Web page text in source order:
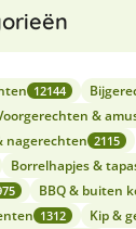
12144
&
nagerechten 2115
Borrelhapjes &
BBQ & buiten
1312 Kip &